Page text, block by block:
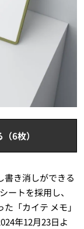
6枚）
書き消しができる
ートを採用し、
「カイテ メモ」
年12月23日よ